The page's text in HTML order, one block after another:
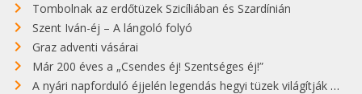
Tombolnak az erdőtüzek Szicíliában és Szardínián
Szent Iván-éj – A lángoló folyó
Graz adventi vásárai
Már 200 éves a „Csendes éj! Szentséges éj!”
A nyári napforduló éjjelén legendás hegyi tüzek világítják meg Zugspitzét